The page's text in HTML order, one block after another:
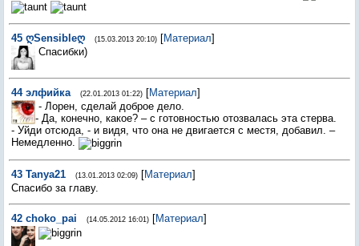
45 ღSensibleღ (15.03.2013 20:10) [Материал]
Спасибки)
44 элфийка (22.01.2013 01:22) [Материал]
- Лорен, сделай доброе дело.
- Да, конечно, какое? – с готовностью отозвалась эта стерва.
- Уйди отсюда, - и видя, что она не двигается с местя, добавил. –
Немедленно.
43 Tanya21 (13.01.2013 02:09) [Материал]
Спасибо за главу.
42 choko_pai (14.05.2012 16:01) [Материал]